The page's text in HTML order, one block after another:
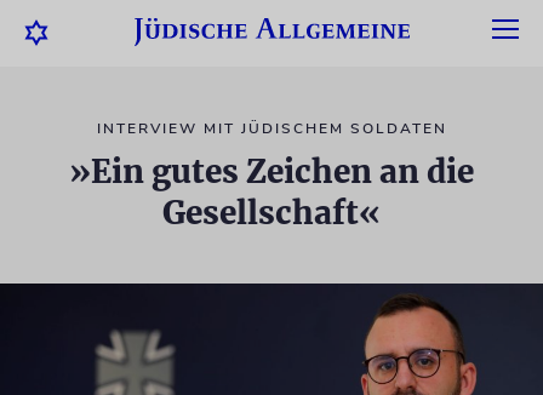
INTERVIEW MIT JÜDISCHEM SOLDATEN
»Ein gutes Zeichen an die
Gesellschaft«